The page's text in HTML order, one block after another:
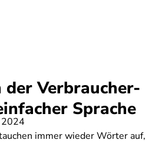
Verbraucher-
Sprache
2024
immer wieder Wörter auf,